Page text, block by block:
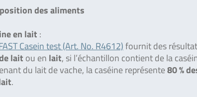
des aliments
en lait :
Casein test (Art. No. R4612)fournit des
lait ou en lait, si l’échantillon contient de la
du lait de vache, la caséine représente80 %
.